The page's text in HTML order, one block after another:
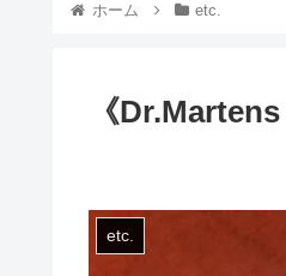
ホーム etc.
《
etc.